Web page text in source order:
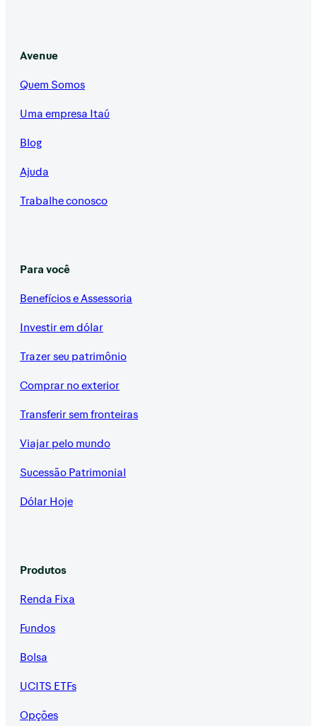
Avenue
Quem Somos
Uma empresa Itaú
Blog
Ajuda
Trabalhe conosco
Para você
Benefícios e Assessoria
Investir em dólar
Trazer seu patrimônio
Comprar no exterior
Transferir sem fronteiras
Viajar pelo mundo
Sucessão Patrimonial
Dólar Hoje
Produtos
Renda Fixa
Fundos
Bolsa
UCITS ETFs
Opções